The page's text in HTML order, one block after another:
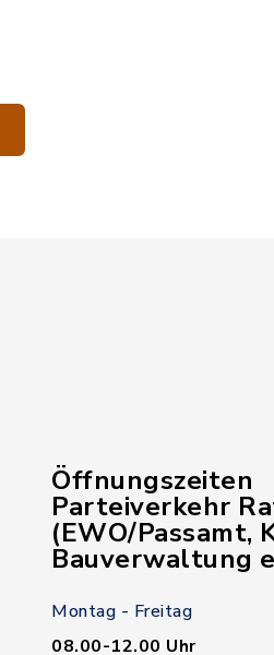
Öffnungszeiten
Parteiverkehr
(EWO/Passamt,
Bauverwaltung
Montag - Freitag
08.00-12.00 Uhr